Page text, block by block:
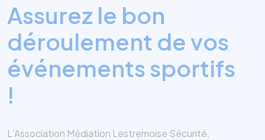
Assurez le bon
déroulement de vos
événements sportifs
!
L’Association Médiation Lestremoise Sécurité,